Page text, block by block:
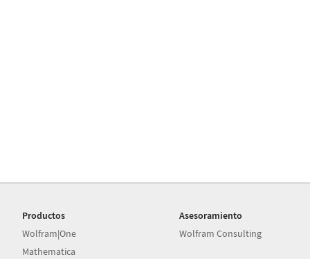
Productos
Wolfram|One
Mathematica
Asesoramiento
Wolfram Consulting